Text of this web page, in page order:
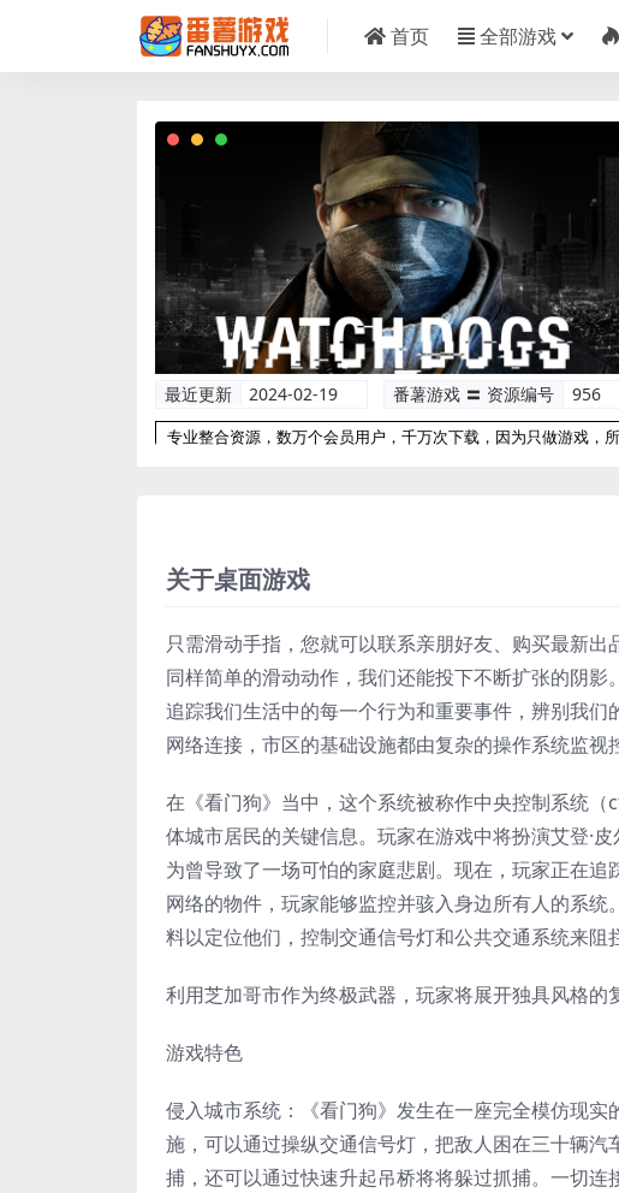
首页 全部游戏
最近更新 2024-02-19 番薯游戏 〓 资源编号 956
专业整合资源，数万个会员用户，千万次下载，因为只做游戏，所
关于桌面游戏
只需滑动手指，您就可以联系亲朋好友、购买最新
同样简单的滑动动作，我们还能投下不断扩张的阴
追踪我们生活中的每一个行为和重要事件，辨别我
网络连接，市区的基础设施都由复杂的操作系统监视
在《看门狗》当中，这个系统被称作中央控制系统
体城市居民的关键信息。玩家在游戏中将扮演艾登·
为曾导致了一场可怕的家庭悲剧。现在，玩家正在
网络的物件，玩家能够监控并骇入身边所有人的系
料以定位他们，控制交通信号灯和公共交通系统来阻
利用芝加哥市作为终极武器，玩家将展开独具风格的
游戏特色
侵入城市系统：《看门狗》发生在一座完全模仿现
施，可以通过操纵交通信号灯，把敌人困在三十辆
捕，还可以通过快速升起吊桥将将躲过抓捕。一切连